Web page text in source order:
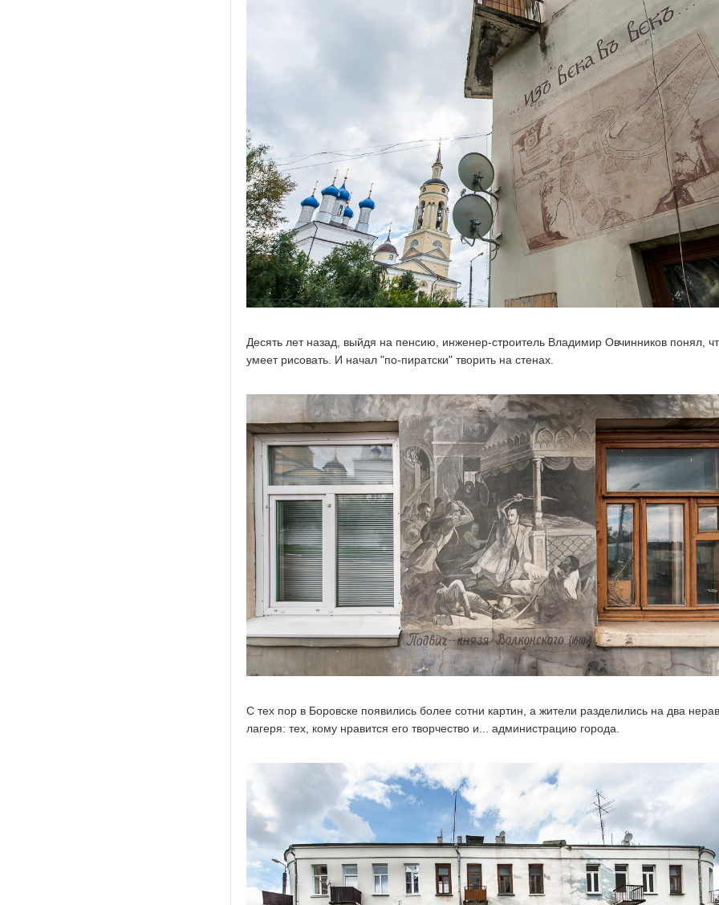
Десять лет назад, выйдя на пенсию, инженер-строитель Владимир Овчинников понял,
умеет рисовать. И начал "по-пиратски" творить на стенах.
С тех пор в Боровске появились более сотни картин, а жители разделились на два
лагеря: тех, кому нравится его творчество и... администрацию города.